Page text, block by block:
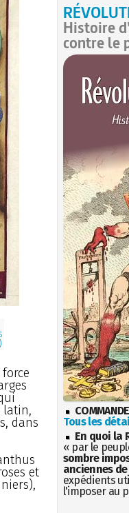
latin,
dans
et
Histoire
contre le
Tous les
En quoi la
« par le
sombre
anciennes
expédients
l'imposer au